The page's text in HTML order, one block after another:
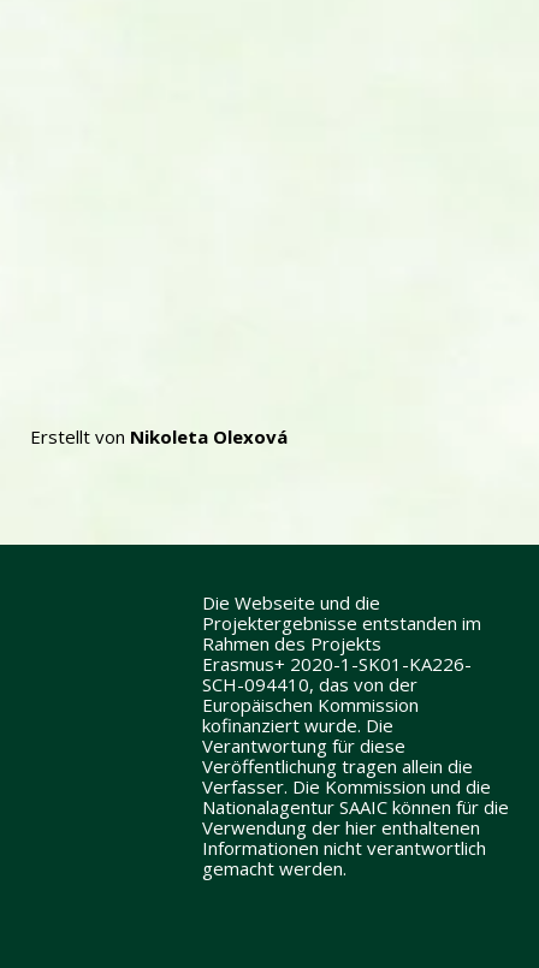
Erstellt von Nikoleta Olexová
Die Webseite und die
Projektergebnisse entstanden im
Rahmen des Projekts
Erasmus+ 2020-1-SK01-KA226-
SCH-094410, das von der
Europäischen Kommission
kofinanziert wurde. Die
Verantwortung für diese
Veröffentlichung tragen allein die
Verfasser. Die Kommission und die
Nationalagentur SAAIC können für die
Verwendung der hier enthaltenen
Informationen nicht verantwortlich
gemacht werden.